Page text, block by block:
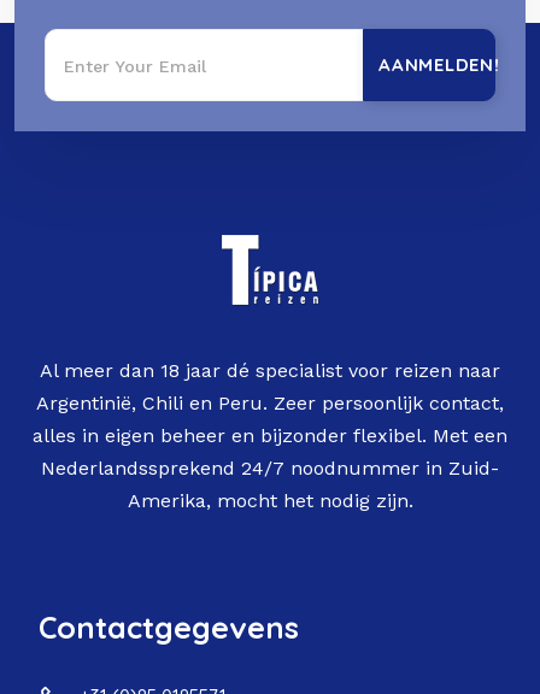
AANMELDEN!
Al meer dan 18 jaar dé specialist voor reizen naar
Argentinië, Chili en Peru. Zeer persoonlijk contact,
alles in eigen beheer en bijzonder flexibel. Met een
Nederlandssprekend 24/7 noodnummer in Zuid-
Amerika, mocht het nodig zijn.
Contactgegevens